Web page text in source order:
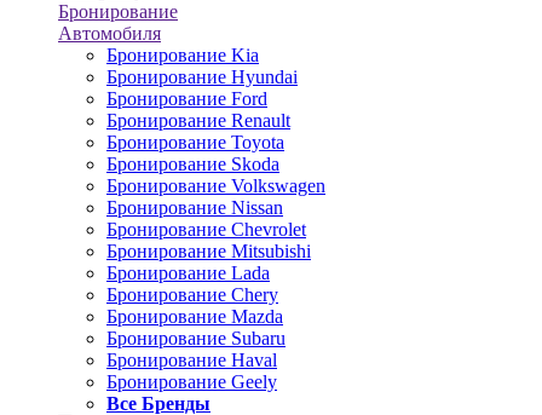
Бронирование
Автомобиля
Бронирование Kia
Бронирование Hyundai
Бронирование Ford
Бронирование Renault
Бронирование Toyota
Бронирование Skoda
Бронирование Volkswagen
Бронирование Nissan
Бронирование Chevrolet
Бронирование Mitsubishi
Бронирование Lada
Бронирование Chery
Бронирование Mazda
Бронирование Subaru
Бронирование Haval
Бронирование Geely
Все Бренды